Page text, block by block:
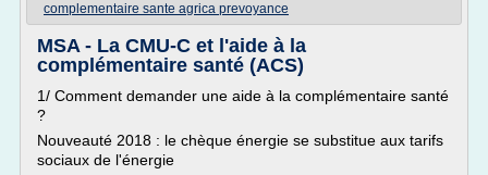
complementaire sante agrica prevoyance
MSA - La CMU-C et l'aide à la
complémentaire santé (ACS)
1/ Comment demander une aide à la complémentaire santé
?
Nouveauté 2018 : le chèque énergie se substitue aux tarifs
sociaux de l'énergie